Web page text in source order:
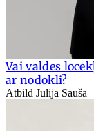
Vai valdes
ar nodokli?
Atbild Jūlija Sauša